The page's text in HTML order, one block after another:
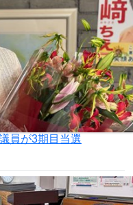
員が3期目当選